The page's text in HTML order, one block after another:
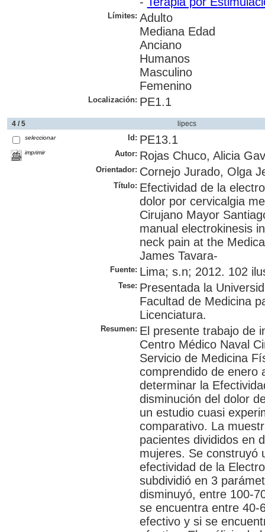
Límites: Adulto
Mediana Edad
Anciano
Humanos
Masculino
Femenino
Localización: PE1.1
4 / 5 lipecs
seleccionar
imprimir
Id: PE13.1
Autor: Rojas Chuco, Alicia
Orientador: Cornejo Jurado, Olga
Título: Efectividad de la
dolor por cervicalgia
Cirujano Mayor
manual electrokinesis
neck pain at the
James Tavara-
Fuente: Lima; s.n; 2012. 102
Tese: Presentada la
Facultad de Medicina
Licenciatura.
Resumen: El presente trabajo de
Centro Médico Naval
Servicio de Medicina
comprendido de enero
determinar la
disminución del dolor
un estudio cuasi
comparativo. La
pacientes divididos en
mujeres. Se construyó
efectividad de la
subdividió en 3
disminuyó, entre 100-
se encuentra entre 40-
efectivo y si se